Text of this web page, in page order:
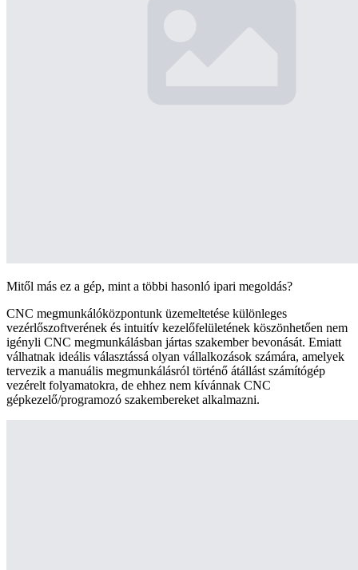
Mitől más ez a gép, mint a többi hasonló ipari megoldás?
CNC megmunkálóközpontunk üzemeltetése különleges
vezérlőszoftverének és intuitív kezelőfelületének köszönhetően nem
igényli CNC megmunkálásban jártas szakember bevonását. Emiatt
válhatnak ideális választássá olyan vállalkozások számára, amelyek
tervezik a manuális megmunkálásról történő átállást számítógép
vezérelt folyamatokra, de ehhez nem kívánnak CNC
gépkezelő/programozó szakembereket alkalmazni.